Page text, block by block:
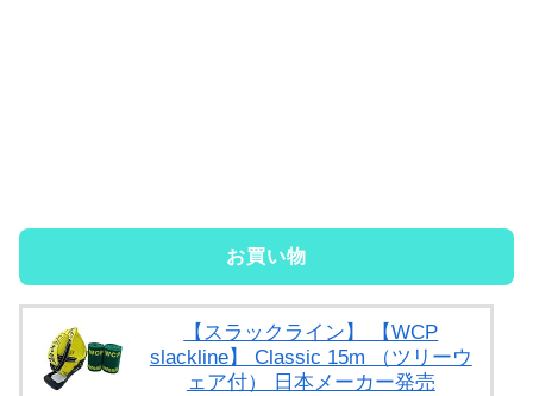
お買い物
【スラックライン】 【WCP
slackline】 Classic 15m （ツリーウ
ェア付） 日本メーカー発売